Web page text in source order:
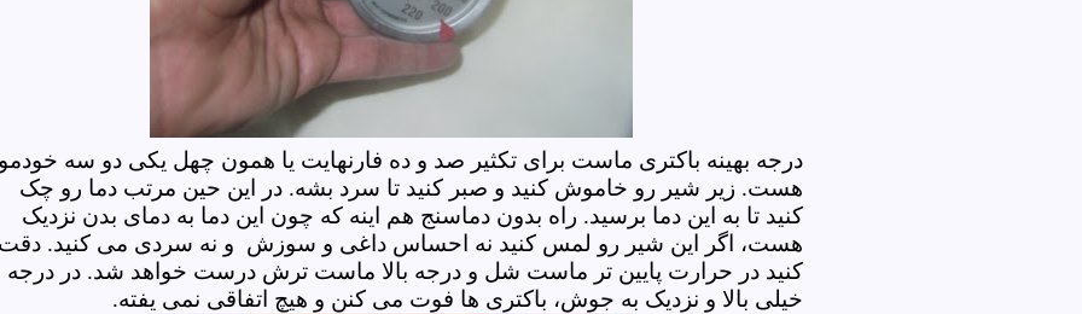
درجه بهینه باکتری ماست برای تکثیر صد و ده فارنهایت یا همون چهل یکی دو سه
هست. زیر شیر رو خاموش کنید و صبر کنید تا سرد بشه. در این حین مرتب دما رو چک
کنید تا به این دما برسید. راه بدون دماسنج هم اینه که چون این دما به دمای بدن نزدیک
هست، اگر این شیر رو لمس کنید نه احساس داغی و سوزش و نه سردی می کنید.
کنید در حرارت پایین تر ماست شل و درجه بالا ماست ترش درست خواهد شد. در درجه
خیلی بالا و نزدیک به جوش، باکتری ها فوت می کنن و هیچ اتفاقی نمی یفته.